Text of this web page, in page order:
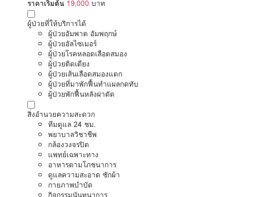
ราคาเริ่มต้น 19,000 บาท
ผู้ป่วยที่ให้บริการได้
ผู้ป่วยอัมพาต อัมพฤกษ์
ผู้ป่วยอัลไซเมอร์
ผู้ป่วยโรคหลอดเลือดสมอง
ผู้ป่วยติดเตียง
ผู้ป่วยเส้นเลือดสมองแตก
ผู้ป่วยที่มาพักฟื้นทำแผลกดทับ
ผู้ป่วยพักฟื้นหลังผ่าตัด
สิ่งอำนวยความสะดวก
ทีมดูแล 24 ชม.
พยาบาลวิชาชีพ
กล้องวงจรปิด
แพทย์เฉพาะทาง
อาหารตามโภชนาการ
ดูแลความสะอาด ซักผ้า
กายภาพบำบัด